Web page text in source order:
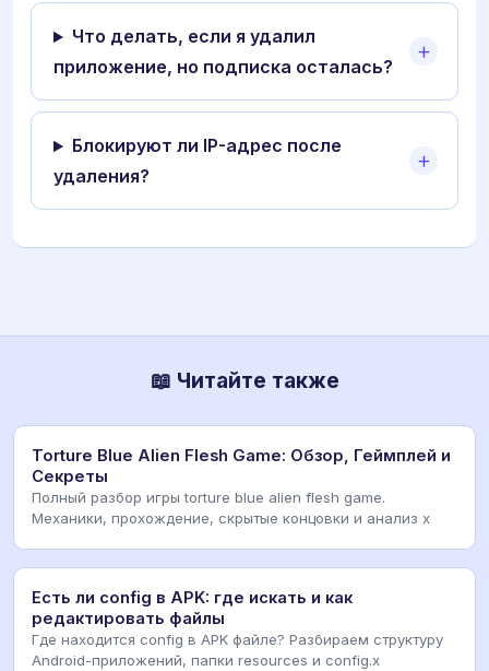
Что делать, если я удалил
приложение, но подписка осталась?
Блокируют ли IP-адрес после
удаления?
📖 Читайте также
Torture Blue Alien Flesh Game: Обзор, Геймплей и
Секреты
Полный разбор игры torture blue alien flesh game.
Механики, прохождение, скрытые концовки и анализ х
Есть ли config в APK: где искать и как
редактировать файлы
Где находится config в APK файле? Разбираем структуру
Android-приложений, папки resources и config.x